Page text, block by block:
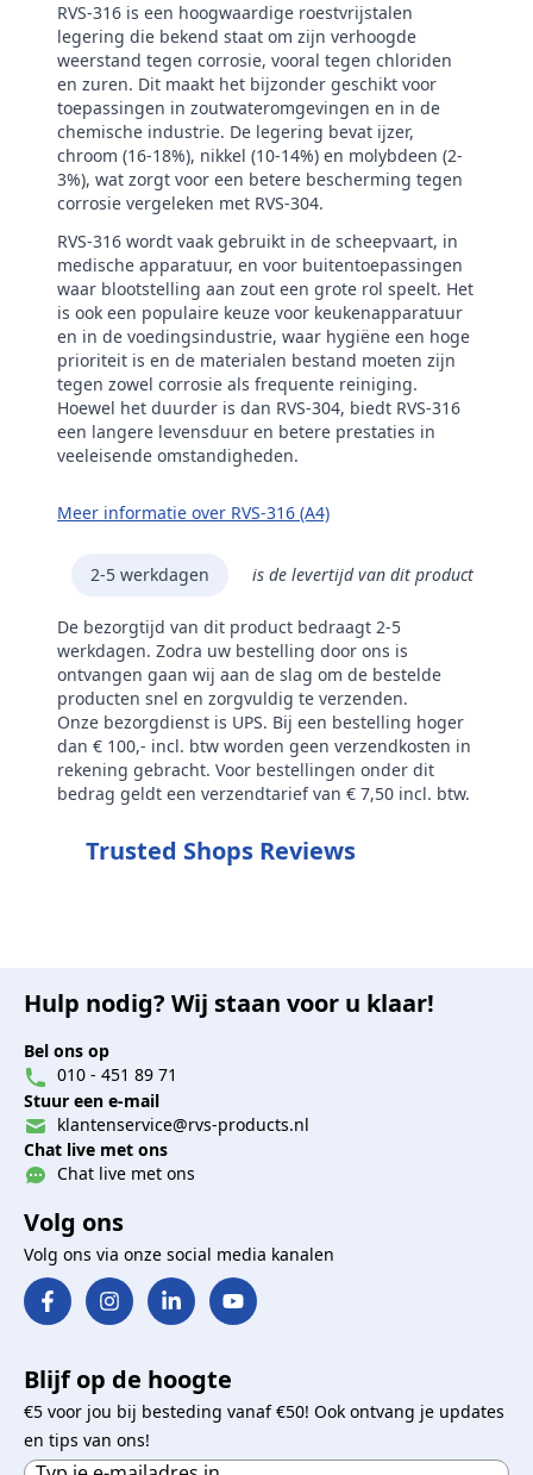
RVS-316 is een hoogwaardige roestvrijstalen
legering die bekend staat om zijn verhoogde
weerstand tegen corrosie, vooral tegen chloriden
en zuren. Dit maakt het bijzonder geschikt voor
toepassingen in zoutwateromgevingen en in de
chemische industrie. De legering bevat ijzer,
chroom (16-18%), nikkel (10-14%) en molybdeen (2-
3%), wat zorgt voor een betere bescherming tegen
corrosie vergeleken met RVS-304.
RVS-316 wordt vaak gebruikt in de scheepvaart, in
medische apparatuur, en voor buitentoepassingen
waar blootstelling aan zout een grote rol speelt. Het
is ook een populaire keuze voor keukenapparatuur
en in de voedingsindustrie, waar hygiëne een hoge
prioriteit is en de materialen bestand moeten zijn
tegen zowel corrosie als frequente reiniging.
Hoewel het duurder is dan RVS-304, biedt RVS-316
een langere levensduur en betere prestaties in
veeleisende omstandigheden.
Meer informatie over RVS-316 (A4)
2-5 werkdagen is de levertijd van dit product
De bezorgtijd van dit product bedraagt 2-5
werkdagen. Zodra uw bestelling door ons is
ontvangen gaan wij aan de slag om de bestelde
producten snel en zorgvuldig te verzenden.
Onze bezorgdienst is UPS. Bij een bestelling hoger
dan € 100,- incl. btw worden geen verzendkosten in
rekening gebracht. Voor bestellingen onder dit
bedrag geldt een verzendtarief van € 7,50 incl. btw.
Trusted Shops Reviews
Hulp nodig? Wij staan voor u klaar!
Bel ons op
010 - 451 89 71
Stuur een e-mail
klantenservice@rvs-products.nl
Chat live met ons
Chat live met ons
Volg ons
Volg ons via onze social media kanalen
Blijf op de hoogte
€5 voor jou bij besteding vanaf €50! Ook ontvang je updates
en tips van ons!